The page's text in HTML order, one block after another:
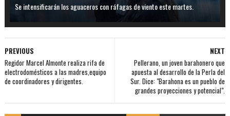
Se intensificarán los aguaceros con ráfagas de viento este martes.
NEXT
Pellerano, un joven barahonero que
apuesta al desarrollo de la Perla del
Sur. Dice: "Barahona es un pueblo de
grandes proyecciones y potencial".
PREVIOUS
Regidor Marcel Almonte realiza rifa de
electrodomésticos a las madres,equipo
de coordinadores y dirigentes.